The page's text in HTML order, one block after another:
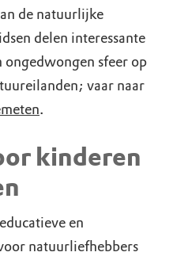
de natuurlijke
delen interessante
ongedwongen sfeer op
vaar naar
.
kinderen
en
natuurliefhebbers